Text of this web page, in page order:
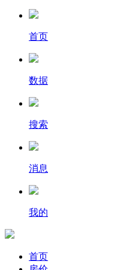
首页
数据
搜索
消息
我的
首页